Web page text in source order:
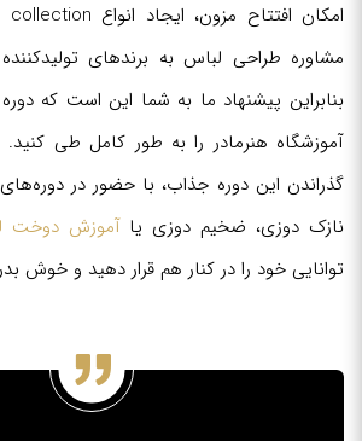
مشاوره طراحی لباس به برندهای تولیدکننده
بنابراین پیشنهاد ما به شما این است که
آموزشگاه هنرمادر را به طور کامل طی
گذراندن این دوره جذاب، با حضور در
نازک دوزی، ضخیم دوزی یا آموزش دوخت
توانایی خود را در کنار هم قرار دهید و خوش